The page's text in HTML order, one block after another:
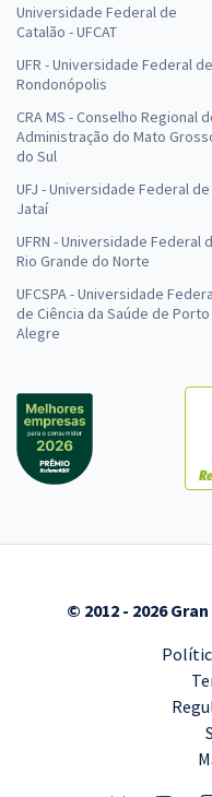
Universidade Federal de
Catalão - UFCAT
UFR - Universidade Federal de
Rondonópolis
CRA MS - Conselho Regional
Administração do Mato
do Sul
UFJ - Universidade Federal de
Jataí
UFRN - Universidade Federal
Rio Grande do Norte
UFCSPA - Universidade
de Ciência da Saúde de Porto
Alegre
© 2012 - 2026